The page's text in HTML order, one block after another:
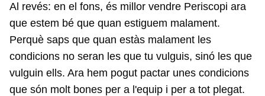
Al revés: en el fons, és millor vendre Periscopi ara
que estem bé que quan estiguem malament.
Perquè saps que quan estàs malament les
condicions no seran les que tu vulguis, sinó les que
vulguin ells. Ara hem pogut pactar unes condicions
que són molt bones per a l'equip i per a tot plegat.